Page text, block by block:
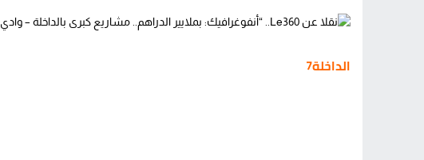
الداخلة7